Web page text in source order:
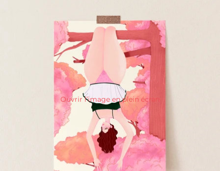
Ouvrir l’image en plein écran